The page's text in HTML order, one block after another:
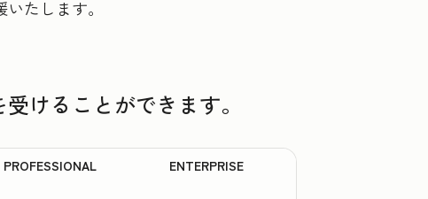
たします。
けることができます。
PROFESSIONAL ENTERPRISE